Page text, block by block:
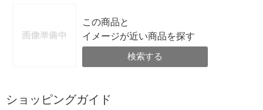
この商品と
イメージが近い商品を探す
検索する
ショッピングガイド